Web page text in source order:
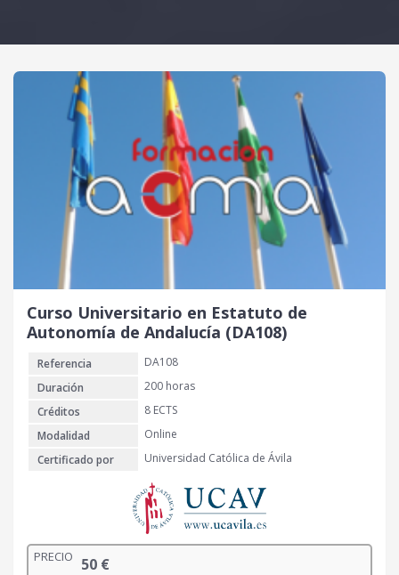
Curso Universitario en Estatuto de
Autonomía de Andalucía (DA108)
Referencia
DA108
Duración
200 horas
Créditos
8 ECTS
Modalidad
Online
Certificado por
Universidad Católica de Ávila
PRECIO 50 €